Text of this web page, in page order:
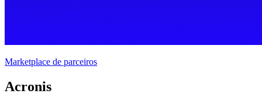
Marketplace de parceiros
Acronis